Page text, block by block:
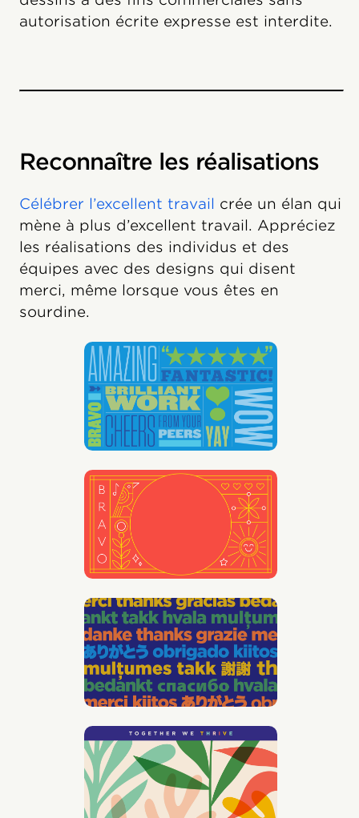
autorisation écrite expresse est interdite.
Reconnaître les réalisations
Célébrer l’excellent travail crée un élan qui
mène à plus d’excellent travail. Appréciez
les réalisations des individus et des
équipes avec des designs qui disent
merci, même lorsque vous êtes en
sourdine.